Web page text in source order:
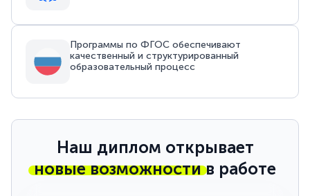
Программы по ФГОС обеспечивают
качественный и структурированный
образовательный процесс
Наш диплом открывает
новые возможностив работе